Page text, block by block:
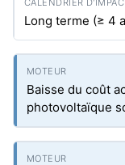
Long terme (≥ 4
Baisse du coût
photovoltaïque